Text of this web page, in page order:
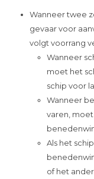
Wanneer twee
gevaar voor
volgt voorrang
Wanneer
moet het
schip voor
Wanneer
varen,
Als het
of het